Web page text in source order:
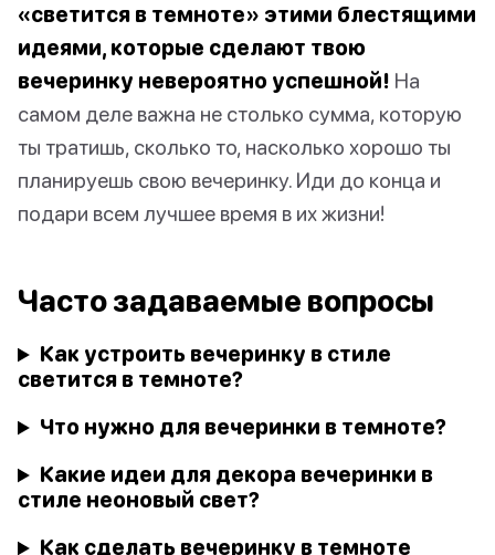
«светится в темноте» этими блестящими
идеями, которые сделают твою
вечеринку невероятно успешной! На
самом деле важна не столько сумма, которую
ты тратишь, сколько то, насколько хорошо ты
планируешь свою вечеринку. Иди до конца и
подари всем лучшее время в их жизни!
Часто задаваемые вопросы
Как устроить вечеринку в стиле
светится в темноте?
Что нужно для вечеринки в темноте?
Какие идеи для декора вечеринки в
стиле неоновый свет?
Как сделать вечеринку в темноте